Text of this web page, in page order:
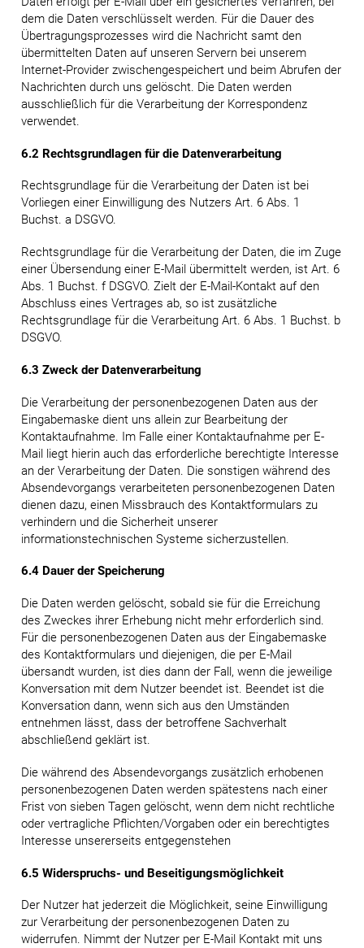
dem die Daten verschlüsselt werden. Für die Dauer des
Übertragungsprozesses wird die Nachricht samt den
übermittelten Daten auf unseren Servern bei unserem
Internet-Provider zwischengespeichert und beim Abrufen der
Nachrichten durch uns gelöscht. Die Daten werden
ausschließlich für die Verarbeitung der Korrespondenz
verwendet.
6.2 Rechtsgrundlagen für die Datenverarbeitung
Rechtsgrundlage für die Verarbeitung der Daten ist bei
Vorliegen einer Einwilligung des Nutzers Art. 6 Abs. 1
Buchst. a DSGVO.
Rechtsgrundlage für die Verarbeitung der Daten, die im Zuge
einer Übersendung einer E-Mail übermittelt werden, ist Art. 6
Abs. 1 Buchst. f DSGVO. Zielt der E-Mail-Kontakt auf den
Abschluss eines Vertrages ab, so ist zusätzliche
Rechtsgrundlage für die Verarbeitung Art. 6 Abs. 1 Buchst. b
DSGVO.
6.3 Zweck der Datenverarbeitung
Die Verarbeitung der personenbezogenen Daten aus der
Eingabemaske dient uns allein zur Bearbeitung der
Kontaktaufnahme. Im Falle einer Kontaktaufnahme per E-
Mail liegt hierin auch das erforderliche berechtigte Interesse
an der Verarbeitung der Daten. Die sonstigen während des
Absendevorgangs verarbeiteten personenbezogenen Daten
dienen dazu, einen Missbrauch des Kontaktformulars zu
verhindern und die Sicherheit unserer
informationstechnischen Systeme sicherzustellen.
6.4 Dauer der Speicherung
Die Daten werden gelöscht, sobald sie für die Erreichung
des Zweckes ihrer Erhebung nicht mehr erforderlich sind.
Für die personenbezogenen Daten aus der Eingabemaske
des Kontaktformulars und diejenigen, die per E-Mail
übersandt wurden, ist dies dann der Fall, wenn die jeweilige
Konversation mit dem Nutzer beendet ist. Beendet ist die
Konversation dann, wenn sich aus den Umständen
entnehmen lässt, dass der betroffene Sachverhalt
abschließend geklärt ist.
Die während des Absendevorgangs zusätzlich erhobenen
personenbezogenen Daten werden spätestens nach einer
Frist von sieben Tagen gelöscht, wenn dem nicht rechtliche
oder vertragliche Pflichten/Vorgaben oder ein berechtigtes
Interesse unsererseits entgegenstehen
6.5 Widerspruchs- und Beseitigungsmöglichkeit
Der Nutzer hat jederzeit die Möglichkeit, seine Einwilligung
zur Verarbeitung der personenbezogenen Daten zu
widerrufen. Nimmt der Nutzer per E-Mail Kontakt mit uns